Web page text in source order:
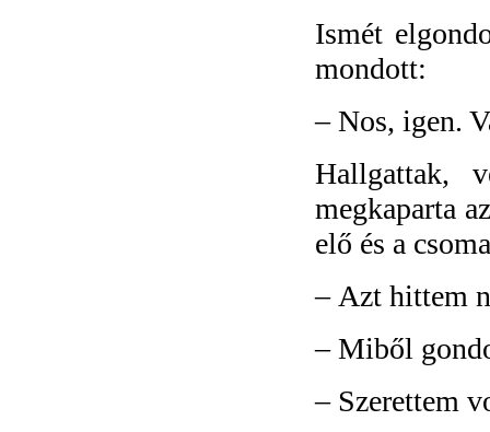
Ismét
mondott:
–Nos, igen.
Hallgattak,
megkaparta
elő és a
–Azt hittem
–Miből
– Szerettem